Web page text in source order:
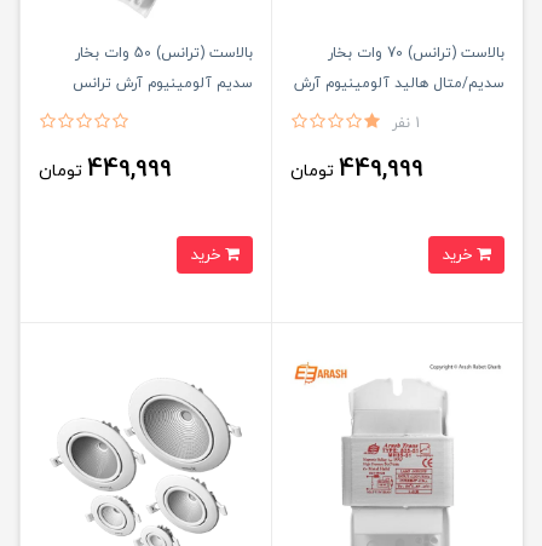
بالاست (ترانس) 70 وات بخار
سدیم/متال هالید آلومینیوم آرش
1 نفر
449,999 تومان
بالاست (ترانس) 50 وات بخار
سدیم آلومینیوم آرش ترانس
449,999 تومان